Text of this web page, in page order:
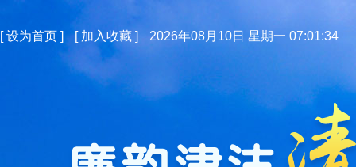
[设为首页 ] [ 加入收藏 ] 2026年08月10日 星期一 07:01:34